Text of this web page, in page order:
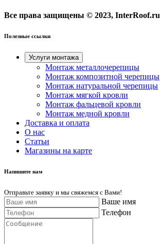
Все права защищены © 2023, InterRoof.ru
Полезные ссылки
Услуги монтажа
Монтаж металлочерепицы
Монтаж композитной черепицы
Монтаж натуральной черепицы
Монтаж мягкой кровли
Монтаж фальцевой кровли
Монтаж медной кровли
Доставка и оплата
О нас
Cтатьи
Магазины на карте
Напишите нам
Отправьте заявку и мы свяжемся с Вами!
Ваше имя
Телефон